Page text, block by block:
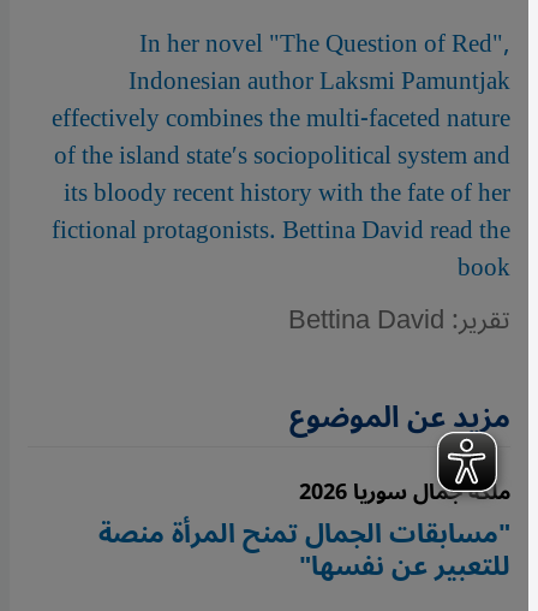
In her novel "The Question of Red",
Indonesian author Laksmi Pamuntjak
effectively combines the multi-faceted nature
of the island state′s sociopolitical system and
its bloody recent history with the fate of her
fictional protagonists. Bettina David read the
book
تقرير: Bettina David
مزيد عن الموضوع
ملكة جمال سوريا 2026
"مسابقات الجمال تمنح المرأة منصة
للتعبير عن نفسها"